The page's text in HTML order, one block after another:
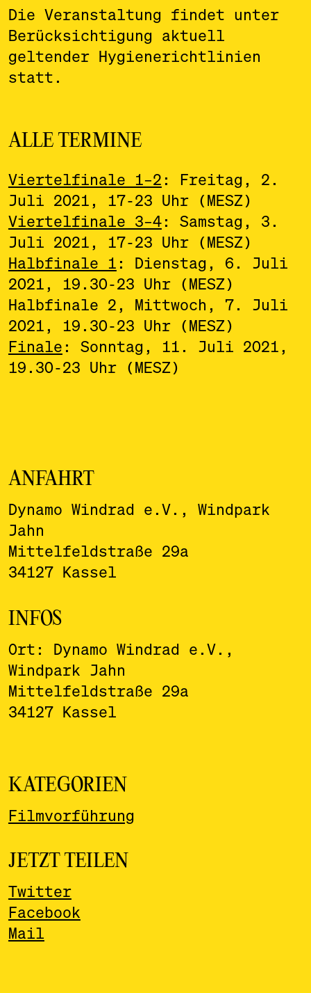
Die Veranstaltung findet unter
Berücksichtigung aktuell
geltender Hygienerichtlinien
statt.
ALLE TERMINE
Viertelfinale 1–2 : Freitag, 2.
Juli 2021, 17-23 Uhr (MESZ)
Viertelfinale 3–4: Samstag, 3.
Juli 2021, 17-23 Uhr (MESZ)
Halbfinale 1 : Dienstag, 6. Juli
2021, 19.30-23 Uhr (MESZ)
Halbfinale 2, Mittwoch, 7. Juli
2021, 19.30-23 Uhr (MESZ)
Finale : Sonntag, 11. Juli 2021,
19.30-23 Uhr (MESZ)
ANFAHRT
Dynamo Windrad e.V., Windpark
Jahn
Mittelfeldstraße 29a
34127 Kassel
INFOS
Ort: Dynamo Windrad e.V.,
Windpark Jahn
Mittelfeldstraße 29a
34127 Kassel
KATEGORIEN
Filmvorführung
JETZT TEILEN
Twitter
Facebook
Mail